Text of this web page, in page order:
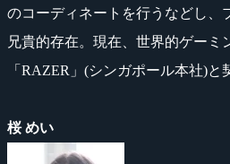
のコーディネートを行うなどし、
兄貴的存在。現在、世界的ゲーミ
「RAZER」(シンガポール本社)と
桜 めい